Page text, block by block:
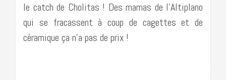
le catch de Cholitas ! Des mamas de l’Altiplano
qui se fracassent à coup de cagettes et de
céramique ça n’a pas de prix !